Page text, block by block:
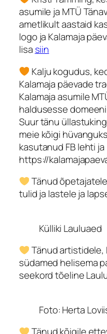
asumile ja MTÜ
ametlikult aastaid
logo ja Kalamaja
lisa siin
Kalju kogudus,
Kalamaja päevade
Kalamaja asumile
haldusesse
Suur tänu
meie kõigi
kasutanud FB lehti ja
https://
Tänud
tulid ja lastele ja
Külliki Lauluaed
Tänud artistidele,
südamed helisema
seekord tõeline
Foto: Herta